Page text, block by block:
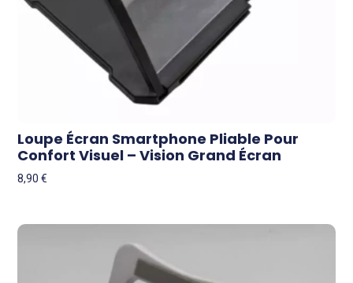
Loupe Écran Smartphone Pliable Pour
Confort Visuel – Vision Grand Écran
8,90€